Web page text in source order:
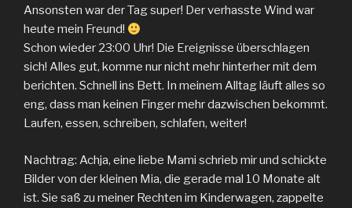
Ansonsten war der Tag super! Der verhasste Wind war
heute mein Freund!
Schon wieder 23:00 Uhr! Die Ereignisse überschlagen
sich! Alles gut, komme nur nicht mehr hinterher mit dem
berichten. Schnell ins Bett. In meinem Alltag läuft alles so
eng, dass man keinen Finger mehr dazwischen bekommt.
Laufen, essen, schreiben, schlafen, weiter!
Nachtrag: Achja, eine liebe Mami schrieb mir und schickte
Bilder von der kleinen Mia, die gerade mal 10 Monate alt
ist. Sie saß zu meiner Rechten im Kinderwagen, zappelte